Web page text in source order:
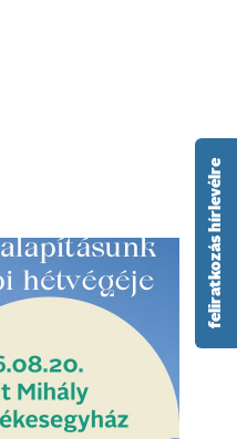
feliratkozás hírlevélre